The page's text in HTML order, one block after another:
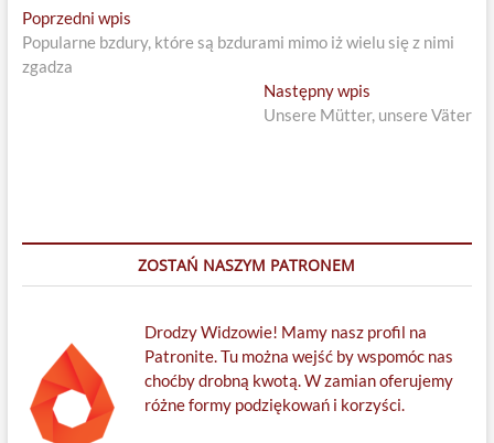
Nawigacja
wpisu
Poprzedni wpisPrevious
post:
Popularne bzdury, które są bzdurami mimo iż wielu się z nimi
zgadza
Następny wpis
post:
Unsere Mütter, unsere Väter
ZOSTAŃ NASZYM PATRONEM
Drodzy Widzowie! Mamy nasz profil na
Patronite. Tu można wejść by wspomóc nas
choćby drobną kwotą. W zamian oferujemy
różne formy podziękowań i korzyści.